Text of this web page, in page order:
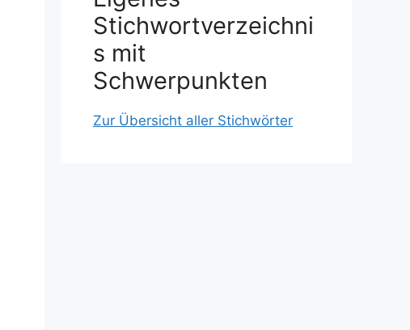
Stichwortverzeichni
s mit
Schwerpunkten
Zur Übersicht aller Stichwörter